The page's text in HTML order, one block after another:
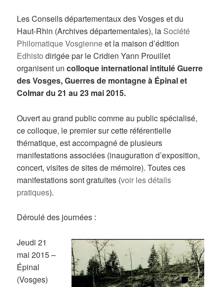
Les Conseils départementaux des Vosges et du
Haut-Rhin (Archives départementales), la Société
Philomatique Vosgienneet la maison d’édition
Edhisto dirigée par le Cridien Yann Prouillet
organisent uncolloque international intitulé Guerre
des Vosges, Guerres de montagne à Épinal et
Colmar du 21 au 23 mai 2015.
Ouvert au grand public comme au public spécialisé,
ce colloque, le premier sur cette référentielle
thématique, est accompagné de plusieurs
manifestations associées (inauguration d’exposition,
concert, visites de sites de mémoire). Toutes ces
manifestations sont gratuites (voir les détails
pratiques).
Déroulé des journées :
Jeudi 21
mai 2015 –
Épinal
(Vosges)